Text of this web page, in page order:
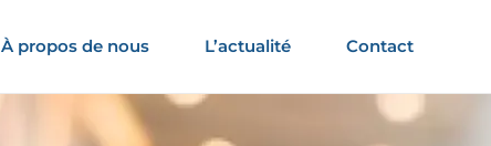
À propos de nous L’actualité Contact